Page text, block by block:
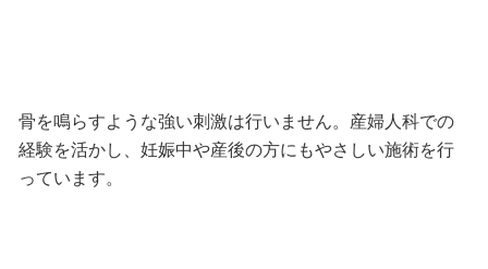
骨を鳴らすような強い刺激は行いません。産婦人科での
経験を活かし、妊娠中や産後の方にもやさしい施術を行
っています。